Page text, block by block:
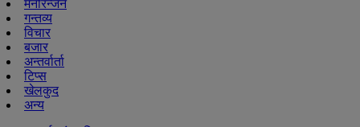
मनोरन्जन
गन्तव्य
विचार
बजार
अन्तर्वार्ता
टिप्स
खेलकुद
अन्य